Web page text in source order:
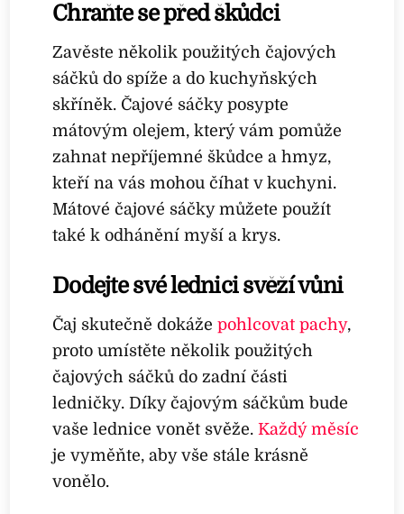
Chraňte se před škůdci
Zavěste několik použitých čajových
sáčků do spíže a do kuchyňských
skříněk. Čajové sáčky posypte
mátovým olejem, který vám pomůže
zahnat nepříjemné škůdce a hmyz,
kteří na vás mohou číhat v kuchyni.
Mátové čajové sáčky můžete použít
také k odhánění myší a krys.
Dodejte své lednici svěží vůni
Čaj skutečně dokážepohlcovat pachy,
proto umístěte několik použitých
čajových sáčků do zadní části
ledničky. Díky čajovým sáčkům bude
vaše lednice vonět svěže.Každý měsíc
je vyměňte, aby vše stále krásně
vonělo.